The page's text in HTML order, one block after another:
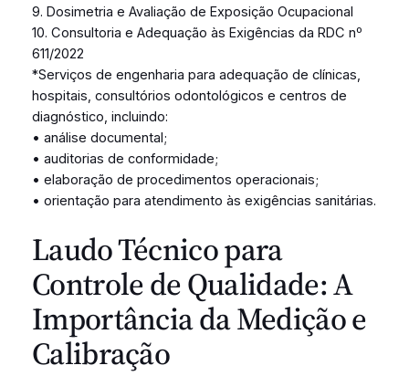
9. Dosimetria e Avaliação de Exposição Ocupacional
10. Consultoria e Adequação às Exigências da RDC nº
611/2022
*Serviços de engenharia para adequação de clínicas,
hospitais, consultórios odontológicos e centros de
diagnóstico, incluindo:
• análise documental;
• auditorias de conformidade;
• elaboração de procedimentos operacionais;
• orientação para atendimento às exigências sanitárias.
Laudo Técnico para
Controle de Qualidade: A
Importância da Medição e
Calibração